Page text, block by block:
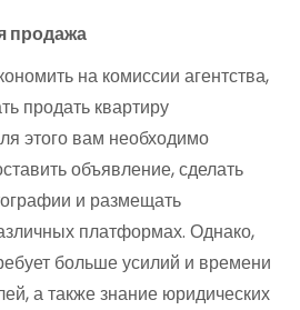
продажа
на комиссии агентства,
продать квартиру
этого вам необходимо
объявление, сделать
и размещать
платформах. Однако,
больше усилий и времени
а также знание юридических